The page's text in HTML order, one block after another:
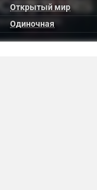
Открытый мир
Одиночная